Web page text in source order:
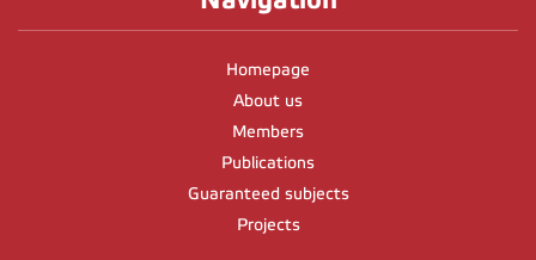
Homepage
About us
Members
Publications
Guaranteed subjects
Projects